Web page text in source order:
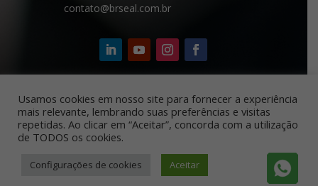
contato@brseal.com.br
© Copyright 2015 - 2026 BRSEAL | Todos Direitos
Reservados | Desenvolvido por:
Technology
Usamos cookies em nosso site para fornecer a experiência
mais relevante, lembrando suas preferências e visitas
repetidas. Ao clicar em “Aceitar”, concorda com a utilização
de TODOS os cookies.
Configurações de cookies Aceitar